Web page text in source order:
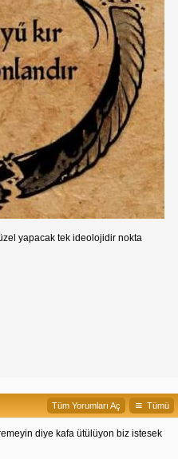
yapacak tek ideolojidir nokta
Tümü
Tüm Yorumları Aç
diye kafa ütülüyon biz istesek